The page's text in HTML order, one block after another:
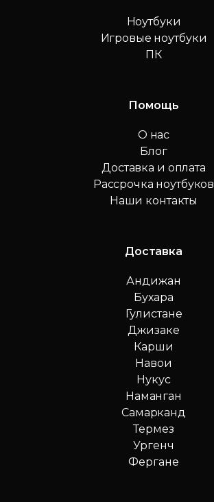
Ноутбуки
Игровые ноутбуки
ПК
Помощь
О нас
Блог
Доставка и оплата
Рассрочка ноутбуков
Наши контакты
Доставка
Андижан
Бухара
Гулистане
Джизаке
Карши
Навои
Нукус
Наманган
Самарканд
Термез
Ургенч
Фергане